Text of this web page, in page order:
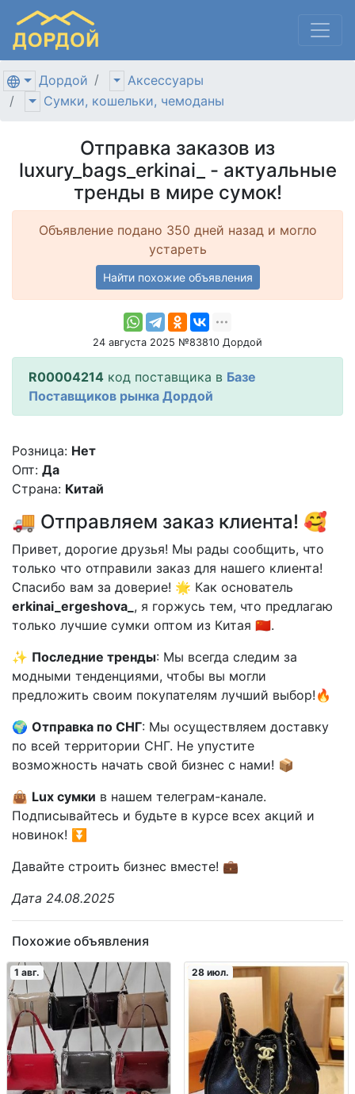
Дордой
Аксессуары
Сумки, кошельки, чемоданы
Отправка заказов из
luxury_bags_erkinai_ - актуальные
тренды в мире сумок!
Объявление подано 350 дней назад и могло
устареть
Найти похожие объявления
24 августа 2025 №83810 Дордой
R00004214 код поставщика в Базе
Поставщиков рынка Дордой
Розница: Нет
Опт: Да
Страна: Китай
🚚 Отправляем заказ клиента! 🥰
Привет, дорогие друзья! Мы рады сообщить, что
только что отправили заказ для нашего клиента!
Спасибо вам за доверие! 🌟 Как основатель
erkinai_ergeshova_ , я горжусь тем, что предлагаю
только лучшие сумки оптом из Китая 🇨🇳.
✨ Последние тренды: Мы всегда следим за
модными тенденциями, чтобы вы могли
предложить своим покупателям лучший выбор!🔥
🌍 Отправка по СНГ: Мы осуществляем доставку
по всей территории СНГ. Не упустите
возможность начать свой бизнес с нами! 📦
👜 Lux сумки в нашем телеграм-канале.
Подписывайтесь и будьте в курсе всех акций и
новинок! ⏬️
Давайте строить бизнес вместе! 💼
Дата 24.08.2025
Похожие объявления
1 авг. 28 июл.